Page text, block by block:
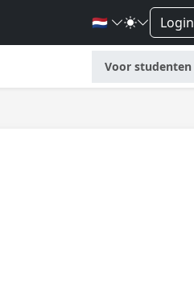
🇳🇱 Login
Voor studenten